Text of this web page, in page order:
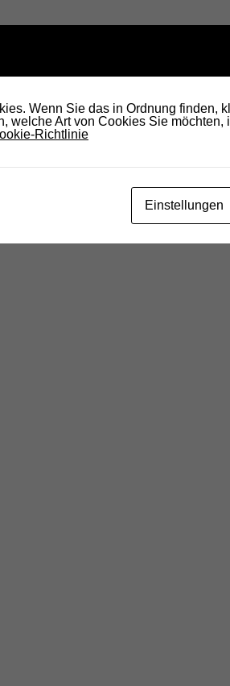
Wenn Sie das in Ordnung finden,
welche Art von Cookies Sie
Richtlinie
Einstellungen